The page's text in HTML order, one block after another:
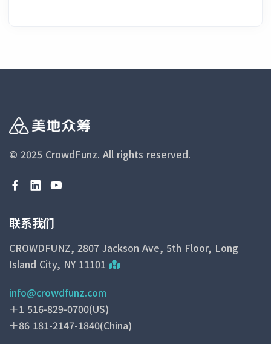
© 2025 CrowdFunz. All rights reserved.
联系我们
CROWDFUNZ, 2807 Jackson Ave, 5th Floor, Long
Island City, NY 11101
info@crowdfunz.com
＋1 516-829-0700(US)
＋86 181-2147-1840(China)